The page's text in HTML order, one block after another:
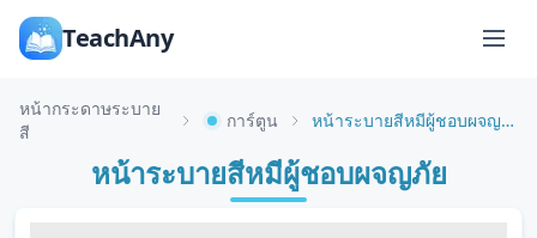
TeachAny
หน้ากระดาษระบาย
สี
การ์ตูน หน้าระบายสีหมีผู้ชอบผจญภัย
หน้าระบายสีหมีผู้ชอบผจญภัย